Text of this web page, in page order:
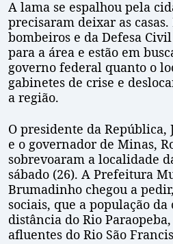
A lama se espalhou pela
precisaram deixar as casas.
bombeiros e da Defesa
para a área e estão em
governo federal quanto o
gabinetes de crise e
a região.
O presidente da República,
e o governador de Minas,
sobrevoaram a localidade
sábado (26). A Prefeitura
Brumadinho chegou a
sociais, que a população
distância do Rio
afluentes do Rio São